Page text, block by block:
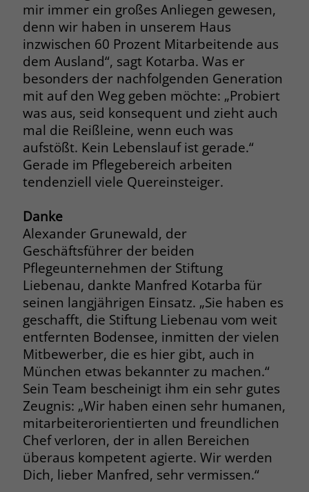
mir immer ein großes Anliegen gewesen,
denn wir haben in unserem Haus
inzwischen 60 Prozent Mitarbeitende aus
dem Ausland“, sagt Kotarba. Was er
besonders der nachfolgenden Generation
mit auf den Weg geben möchte: „Probiert
was aus, seid konsequent und zieht auch
mal die Reißleine, wenn euch was
aufstößt. Kein Lebenslauf ist gerade.“
Gerade im Pflegebereich arbeiten
tendenziell viele Quereinsteiger.
Danke
Alexander Grunewald, der
Geschäftsführer der beiden
Pflegeunternehmen der Stiftung
Liebenau, dankte Manfred Kotarba für
seinen langjährigen Einsatz. „Sie haben es
geschafft, die Stiftung Liebenau vom weit
entfernten Bodensee, inmitten der vielen
Mitbewerber, die es hier gibt, auch in
München etwas bekannter zu machen.“
Sein Team bescheinigt ihm ein sehr gutes
Zeugnis: „Wir haben einen sehr humanen,
mitarbeiterorientierten und freundlichen
Chef verloren, der in allen Bereichen
überaus kompetent agierte. Wir werden
Dich, lieber Manfred, sehr vermissen.“
welche Werbeanzeige geklickt wurde,
sodass erzielte Erfolge wie z.B.
Bestellungen oder Kontaktanfragen der
Anzeige zugewiesen werden können.
Name _gcl_dc
Anbieter Google Ads
Laufzeit 90 Tage
Zweck
Dieses Cookie wird gesetzt, wenn ein
Es enthält Informationen darüber,
welche Werbeanzeige geklickt wurde,
sodass erzielte Erfolge wie z.B.
Bestellungen oder Kontaktanfragen der
Anzeige zugewiesen werden können.
Name _fbp
Anbieter Facebook
Laufzeit 3 Monate
Der Zweck von _fbp ist vollständig auf
die Werbe- und Analysebemühungen
von Facebook zurückzuführen. Dieses
Cookie ist ein Erstanbieter-Cookie, d. h.
Facebook platziert es, während ein